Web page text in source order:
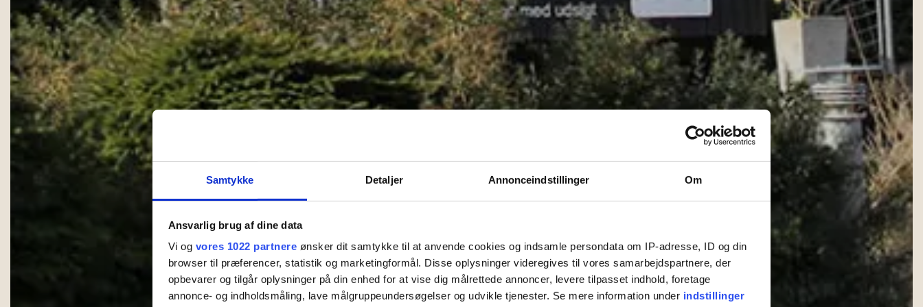
Samtykke Detaljer Annonceindstillinger Om
Ansvarlig brug af dine data
Vi og vores 1022 partnere ønsker dit samtykke til at anvende cookies og indsamle persondata om IP-adresse, ID og din
browser til præferencer, statistik og marketingformål. Disse oplysninger videregives til vores samarbejdspartnere, der
opbevarer og tilgår oplysninger på din enhed for at vise dig målrettede annoncer, levere tilpasset indhold, foretage
annonce- og indholdsmåling, lave målgruppeundersøgelser og udvikle tjenester. Se mere information under indstillinger